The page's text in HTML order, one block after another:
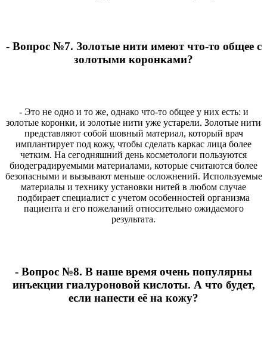
- Вопрос №7. Золотые нити имеют что-то общее с
золотыми коронками?
- Это не одно и то же, однако что-то общее у них есть: и
золотые коронки, и золотые нити уже устарели. Золотые нити
представляют собой шовный материал, который врач
имплантирует под кожу, чтобы сделать каркас лица более
четким. На сегодняшний день косметологи пользуются
биодеградируемыми материалами, которые считаются более
безопасными и вызывают меньше осложнений. Используемые
материалы и технику установки нитей в любом случае
подбирает специалист с учетом особенностей организма
пациента и его пожеланий относительно ожидаемого
результата.
- Вопрос №8. В наше время очень популярны
инъекции гиалуроновой кислоты. А что будет,
если нанести её на кожу?